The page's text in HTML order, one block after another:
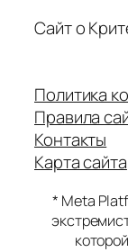
Сайт о
Политика
Правила
Контакты
Карта сайта
* Meta